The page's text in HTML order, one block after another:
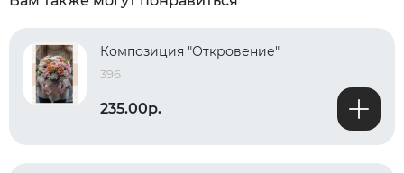
Композиция "Откровение"
396
235.00р.